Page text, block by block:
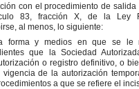
con el procedimiento de
83, fracción X, de la Ley
al menos, lo siguiente:
forma y medios en que se le
que la Sociedad
o registro definitivo, o
vigencia de la autorización
a que se refiere el